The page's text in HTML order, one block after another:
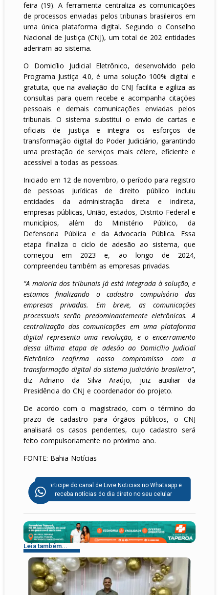
feira (19). A ferramenta centraliza as comunicações
de processos enviadas pelos tribunais brasileiros em
uma única plataforma digital. Segundo o Conselho
Nacional de Justiça (CNJ), um total de 202 entidades
aderiram ao sistema.
O Domicílio Judicial Eletrônico, desenvolvido pelo
Programa Justiça 4.0, é uma solução 100% digital e
gratuita, que na avaliação do CNJ facilita e agiliza as
consultas para quem recebe e acompanha citações
pessoais e demais comunicações enviadas pelos
tribunais. O sistema substitui o envio de cartas e
oficiais de justiça e integra os esforços de
transformação digital do Poder Judiciário, garantindo
uma prestação de serviços mais célere, eficiente e
acessível a todas as pessoas.
Iniciado em 12 de novembro, o período para registro
de pessoas jurídicas de direito público incluiu
entidades da administração direta e indireta,
empresas públicas, União, estados, Distrito Federal e
municípios, além do Ministério Público, da
Defensoria Pública e da Advocacia Pública. Essa
etapa finaliza o ciclo de adesão ao sistema, que
começou em 2023 e, ao longo de 2024,
compreendeu também as empresas privadas.
“A maioria dos tribunais já está integrada à solução, e
estamos finalizando o cadastro compulsório das
empresas privadas. Em breve, as comunicações
processuais serão predominantemente eletrônicas. A
centralização das comunicações em uma plataforma
digital representa uma revolução, e o encerramento
dessa última etapa de adesão ao Domicílio Judicial
Eletrônico reafirma nosso compromisso com a
transformação digital do sistema judiciário brasileiro”,
diz Adriano da Silva Araújo, juiz auxiliar da
Presidência do CNJ e coordenador do projeto.
De acordo com o magistrado, com o término do
prazo de cadastro para órgãos públicos, o CNJ
analisará os casos pendentes, cujo cadastro será
feito compulsoriamente no próximo ano.
FONTE: Bahia Notícias
Participe do canal de Livre Noticias no Whatsapp e
receba notícias do dia direto no seu celular
Leia também...